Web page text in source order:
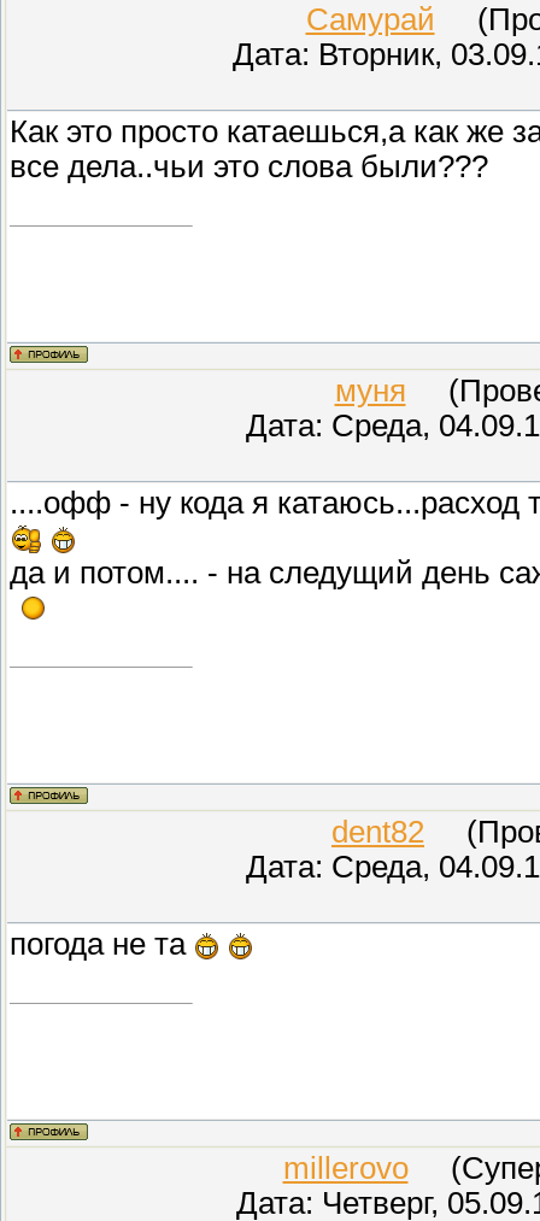
Самурай
Дата: Вторник,
Как это просто катаешься,а как же
все дела..чьи это слова были???
муня
Дата: Среда,
....офф - ну кода я катаюсь...расход
да и потом.... - на следущий день
dent82
Дата: Среда,
погода не та
millerovo
Дата: Четверг,